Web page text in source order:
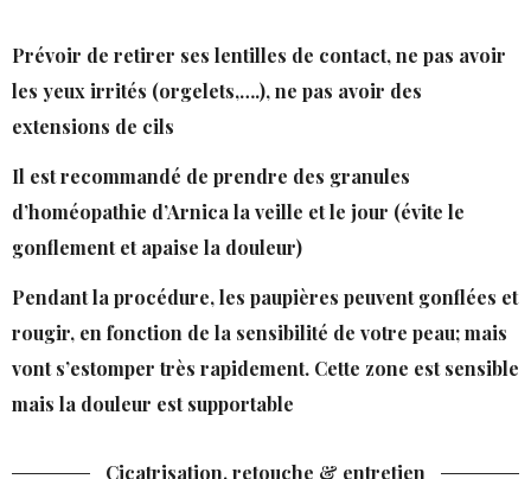
Prévoir de retirer ses lentilles de contact, ne pas avoir
les yeux irrités (orgelets,….), ne pas avoir des
extensions de cils
Il est recommandé de prendre des granules
d’homéopathie d’Arnica la veille et le jour (évite le
gonflement et apaise la douleur)
Pendant la procédure, les paupières peuvent gonflées et
rougir, en fonction de la sensibilité de votre peau; mais
vont s’estomper très rapidement. Cette zone est sensible
mais la douleur est supportable
Cicatrisation, retouche & entretien